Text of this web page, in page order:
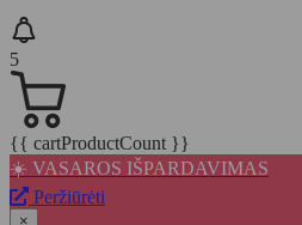
5
{{ cartProductCount }}
☀️ VASAROS IŠPARDAVIMAS
Peržiūrėti
×